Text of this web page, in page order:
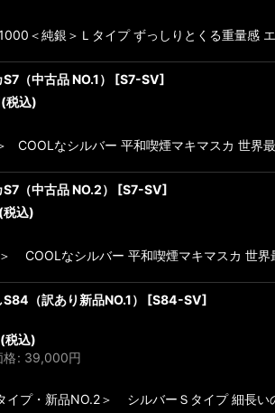
＜純銀＞Ｌタイプ ずっしりとくる重量
（中古品 NO.1） [S7-SV]
(税込)
COOLなシルバー 平和喫煙マキマスカ 世
（中古品 NO.2） [S7-SV]
(税込)
COOLなシルバー 平和喫煙マキマスカ 世
（訳あり新品NO.1） [S84-SV]
(税込)
格: 39,000円
イプ・新品NO.2＞ シルバーＳタイプ 細長